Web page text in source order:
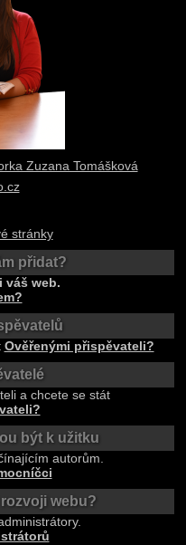
Zuzana Tomášková
stránky
přidat?
váš web.
Ověřenými přispěvateli?
a chcete se stát
být k užitku
autorům.
webu?